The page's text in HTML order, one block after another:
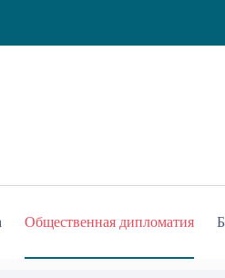
Общественная дипломатия